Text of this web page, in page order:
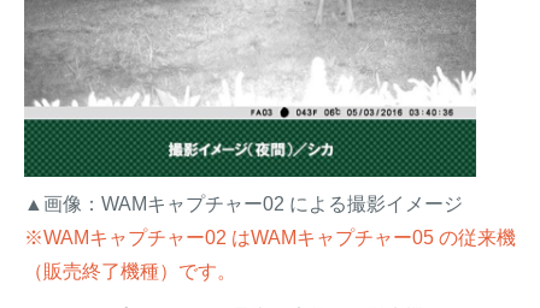
▲画像：WAMキャプチャー02 による撮影イメージ
※WAMキャプチャー02 はWAMキャプチャー05 の従来機
（販売終了機種）です。